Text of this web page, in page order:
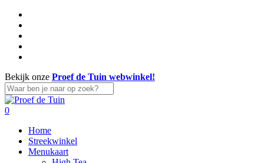
Skip
main
content
Bekijk onze Proef de Tuin webwinkel!
Close
Search
search
account
0
Home
Streekwinkel
Menukaart